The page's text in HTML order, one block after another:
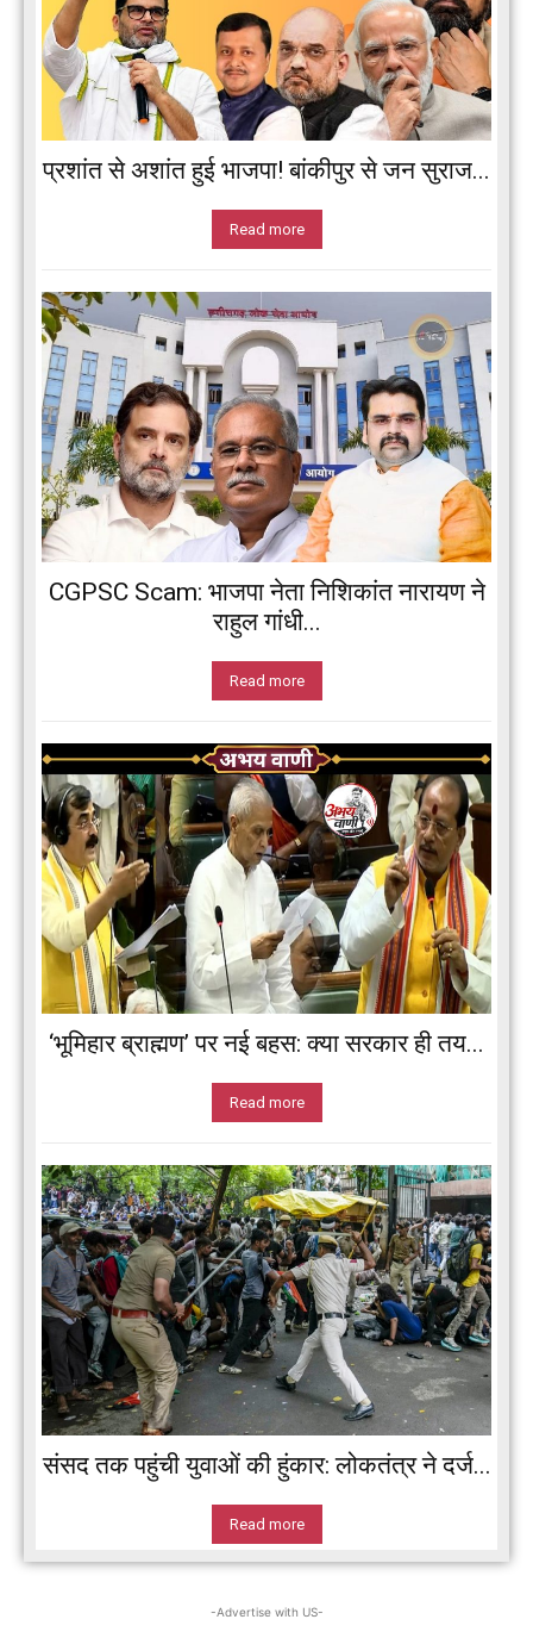
प्रशांत से अशांत हुई भाजपा! बांकीपुर से जन सुराज...
Read more
CGPSC Scam: भाजपा नेता निशिकांत नारायण ने
राहुल गांधी...
Read more
‘भूमिहार ब्राह्मण’ पर नई बहस: क्या सरकार ही तय...
Read more
संसद तक पहुंची युवाओं की हुंकार: लोकतंत्र ने दर्ज...
Read more
-Advertise with US-